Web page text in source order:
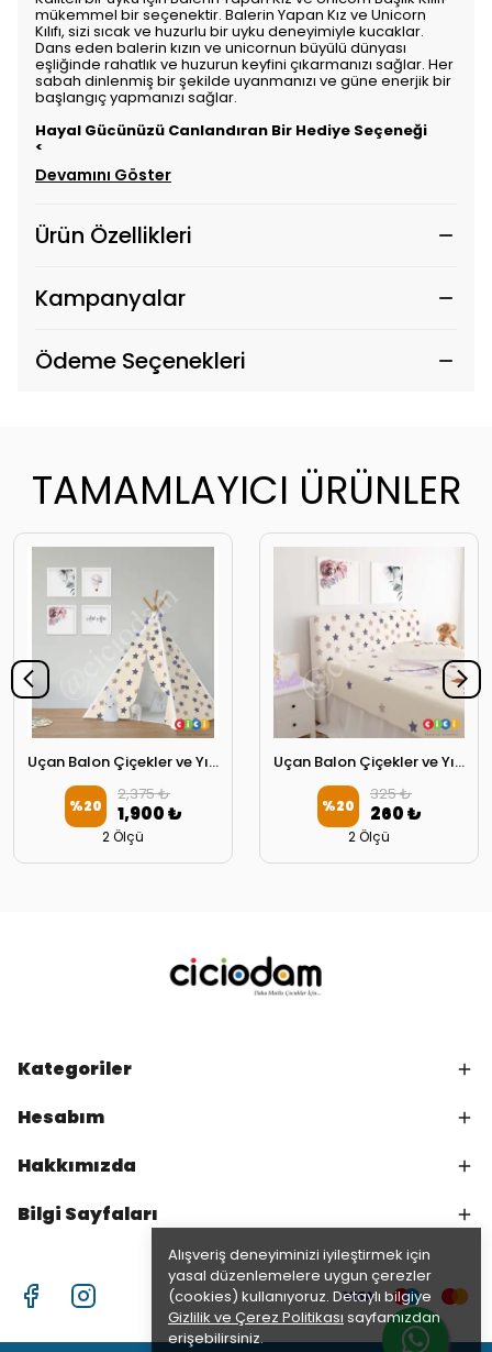
Alışveriş deneyiminizi iyileştirmek için
yasal düzenlemelere uygun çerezler
(cookies) kullanıyoruz. Detaylı bilgiye
Gizlilik ve Çerez Politikası sayfamızdan
erişebilirsiniz.
mükemmel bir seçenektir. Balerin Yapan Kız ve Unicorn
Kılıfı, sizi sıcak ve huzurlu bir uyku deneyimiyle kucaklar.
Dans eden balerin kızın ve unicornun büyülü dünyası
eşliğinde rahatlık ve huzurun keyfini çıkarmanızı sağlar. Her
sabah dinlenmiş bir şekilde uyanmanızı ve güne enerjik bir
başlangıç yapmanızı sağlar.
Hayal Gücünüzü Canlandıran Bir Hediye Seçeneği
<
Devamını Göster
Ürün Özellikleri
Kampanyalar
Ödeme Seçenekleri
TAMAMLAYICI ÜRÜNLER
Uçan Balon Çiçekler ve Yıldızlar Oyun Çadırı
%20
2,375 ₺
1,900 ₺
2 Ölçü
Uçan Balon Çiçekler ve Yıldızlar Başlık Kılıfı
%20
325 ₺
260 ₺
2 Ölçü
Kategoriler
Hesabım
Hakkımızda
Bilgi Sayfaları